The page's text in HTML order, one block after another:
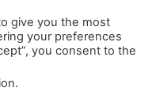
& ADVIES B.V.
give you the most
your preferences
you consent to the
.
zijn wij